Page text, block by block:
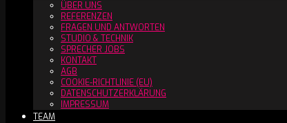
ÜBER UNS
REFERENZEN
FRAGEN UND ANTWORTEN
STUDIO & TECHNIK
SPRECHER JOBS
KONTAKT
AGB
COOKIE-RICHTLINIE (EU)
DATENSCHUTZERKLÄRUNG
IMPRESSUM
TEAM